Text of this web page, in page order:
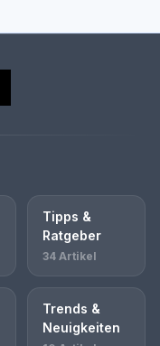
Tipps &
Ratgeber
34 Artikel
Trends &
Neuigkeiten